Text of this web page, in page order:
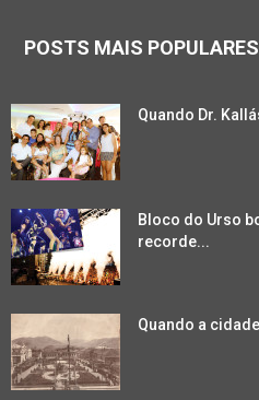
POSTS MAIS POPULARES
Quando Dr.
Bloco do Urso
recorde...
Quando a